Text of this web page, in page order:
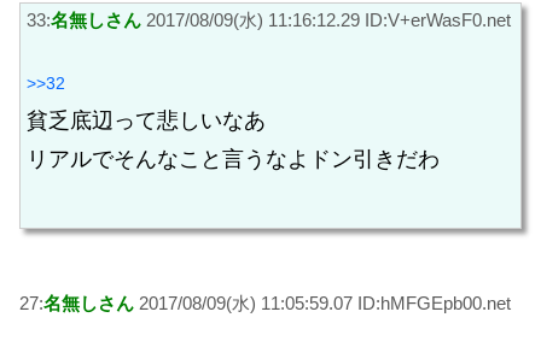
33:名無しさん 2017/08/09(水) 11:16:12.29 ID:V+erWasF0.net
>>32
貧乏底辺って悲しいなあ
リアルでそんなこと言うなよドン引きだわ
27:名無しさん 2017/08/09(水) 11:05:59.07 ID:hMFGEpb00.net